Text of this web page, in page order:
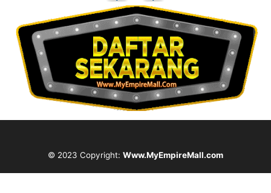
© 2023 Copyright: Www.MyEmpireMall.com